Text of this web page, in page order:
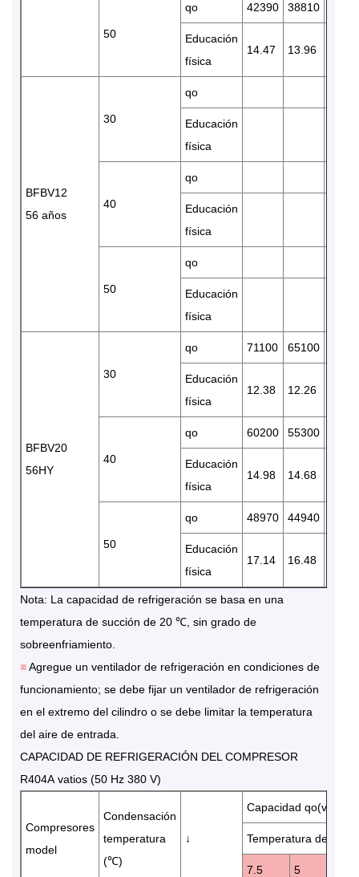
50
qo 42390 38810
Educación
física
14.47 13.96
BFBV12
56 años
30
qo
Educación
física
40
qo
Educación
física
50
qo
Educación
física
BFBV20
56HY
30
qo 71100 65100
Educación
física
12.38 12.26
40
qo 60200 55300
Educación
física
14.98 14.68
50
qo 48970 44940
Educación
física
17.14 16.48
Nota: La capacidad de refrigeración se basa en una
temperatura de succión de 20 ℃, sin grado de
sobreenfriamiento.
■Agregue un ventilador de refrigeración en condiciones de
funcionamiento; se debe fijar un ventilador de refrigeración
en el extremo del cilindro o se debe limitar la temperatura
del aire de entrada.
CAPACIDAD DE REFRIGERACIÓN DEL COMPRESOR
R404A vatios (50 Hz 380 V)
Compresores
model
Condensación
temperatura
(℃)
↓
Capacidad
Temperatura de
7.5 5